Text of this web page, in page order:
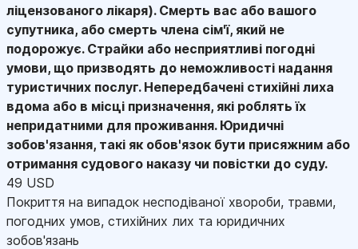
ліцензованого лікаря). Смерть вас або вашого
супутника, або смерть члена сім'ї, який не
подорожує. Страйки або несприятливі погодні
умови, що призводять до неможливості надання
туристичних послуг. Непередбачені стихійні лиха
вдома або в місці призначення, які роблять їх
непридатними для проживання. Юридичні
зобов'язання, такі як обов'язок бути присяжним або
отримання судового наказу чи повістки до суду.
49 USD
Покриття на випадок несподіваної хвороби, травми,
погодних умов, стихійних лих та юридичних
зобов'язань